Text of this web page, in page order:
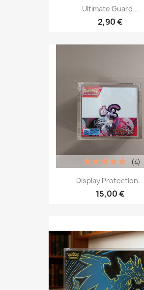
Ultimate Guard...
2,90 €
Display Protection...
15,00 €
(4)